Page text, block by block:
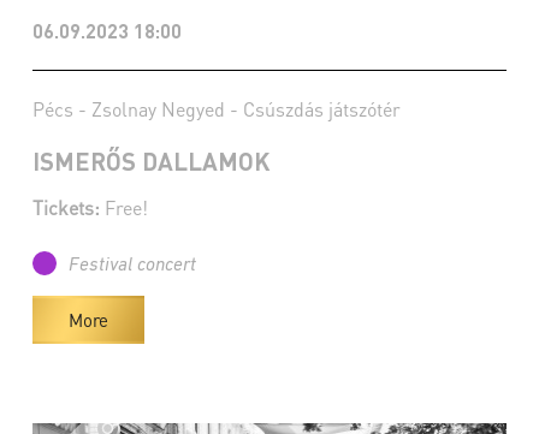
06.09.2023 18:00
Pécs - Zsolnay Negyed - Csúszdás játszótér
ISMERŐS DALLAMOK
Tickets: Free!
Festival concert
More